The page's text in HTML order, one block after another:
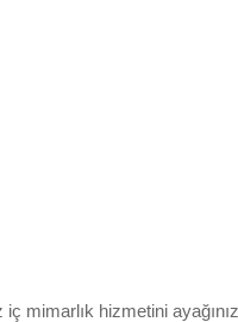
mimarlık hizmetini